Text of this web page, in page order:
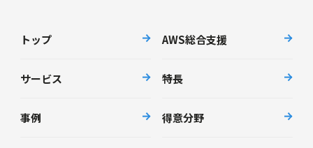
トップ AWS総合支援
サービス 特長
事例 得意分野